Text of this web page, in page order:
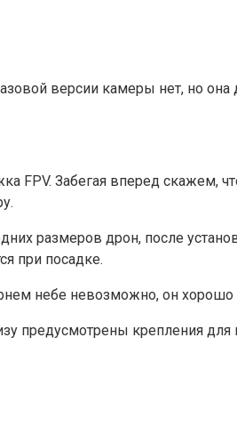
версии камеры нет, но она
FPV. Забегая вперед
размеров дрон, после
при посадке.
небе невозможно, он хорошо
предусмотрены крепления